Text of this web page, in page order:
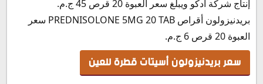
إنتاج شركة أدكو ويبلغ سعر العبوة 20 قرص 45 ج.م.
بريدنيزولون أقراص PREDNISOLONE 5MG 20 TAB سعر
العبوة 20 قرص 6 ج.م.
سعر بريدنيزولون أسيتات قطرة للعين